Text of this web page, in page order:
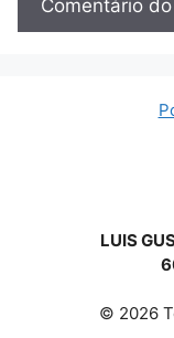
LUIS
© 2026